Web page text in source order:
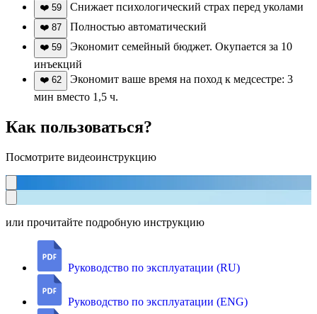
❤️ 59 Снижает психологический страх перед уколами
❤️ 87 Полностью автоматический
❤️ 59
Экономит семейный бюджет. Окупается за 10
инъекций
❤️ 62
Экономит ваше время на поход к медсестре: 3
мин вместо 1,5 ч.
Как пользоваться?
Посмотрите видеоинструкцию
или прочитайте подробную инструкцию
Руководство по эксплуатации (RU)
Руководство по эксплуатации (ENG)